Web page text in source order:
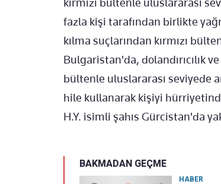
fazla kişi tarafından birlikte
kılma suçlarından kırmızı
Bulgaristan'da, dolandırıcılık
bültenle uluslararası seviyede
hile kullanarak kişiyi
H.Y. isimli şahıs Gürcistan'da
BAKMADAN GEÇME
HABER